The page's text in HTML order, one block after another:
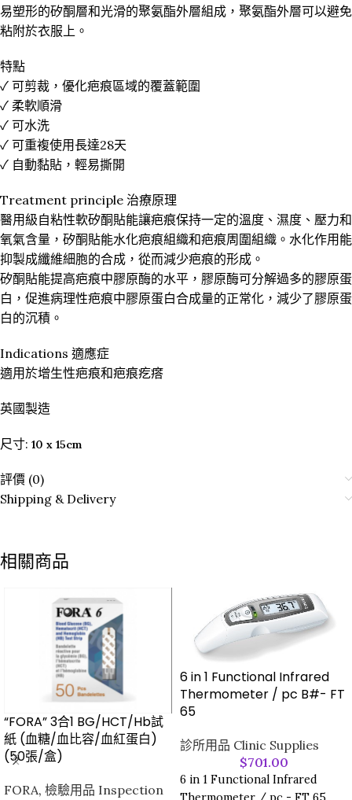
易塑形的矽酮層和光滑的聚氨酯外層組成，聚氨酯外層可以避免
粘附於衣服上。
特點
✓ 可剪裁，優化疤痕區域的覆蓋範圍
✓ 柔軟順滑
✓ 可水洗
✓ 可重複使用長達28天
✓ 自動黏貼，輕易撕開
Treatment principle 治療原理
醫用級自粘性軟矽酮貼能讓疤痕保持一定的溫度、濕度、壓力和
氧氣含量，矽酮貼能水化疤痕組織和疤痕周圍組織。水化作用能
抑製成纖維細胞的合成，從而減少疤痕的形成。
矽酮貼能提高疤痕中膠原酶的水平，膠原酶可分解過多的膠原蛋
白，促進病理性疤痕中膠原蛋白合成量的正常化，減少了膠原蛋
白的沉積。
Indications 適應症
適用於增生性疤痕和疤痕疙瘩
英國製造
尺寸: 10 x 15cm
評價 (0)
Shipping & Delivery
相關商品
“FORA” 3合1 BG/HCT/Hb試
紙 (血糖/血比容/血紅蛋白)
(50張/盒)
FORA, 檢驗用品 Inspection
6 in 1 Functional Infrared
Thermometer / pc B#- FT
65
診所用品 Clinic Supplies
$701.00
6 in 1 Functional Infrared